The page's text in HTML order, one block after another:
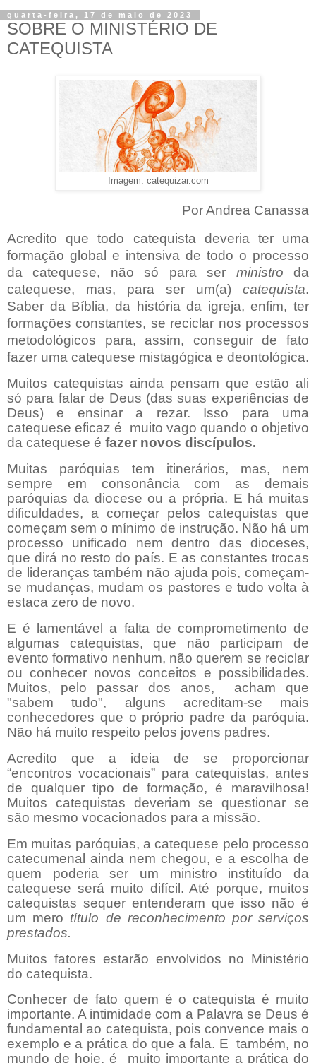
quarta-feira, 17 de maio de 2023
SOBRE O MINISTÉRIO DE
CATEQUISTA
Imagem: catequizar.com
Por Andrea Canassa
Acredito que todo catequista deveria ter uma
formação global e intensiva de todo o processo
da catequese, não só para ser ministroda
catequese, mas, para ser um(a) catequista.
Saber da Bíblia, da história da igreja, enfim, ter
formações constantes, se reciclar nos processos
metodológicos para, assim, conseguir de fato
fazer uma catequese mistagógica e deontológica.
Muitos catequistas ainda pensam que estão ali
só para falar de Deus (das suas experiências de
Deus) e ensinar a rezar. Isso para uma
catequese eficaz é
muito vago quando o objetivo
da catequese é fazer novos discípulos.
Muitas paróquias tem itinerários, mas, nem
sempre em consonância com as demais
paróquias da diocese ou a própria. E há muitas
dificuldades, a começar pelos catequistas que
começam sem o mínimo de instrução. Não há um
processo unificado nem dentro das dioceses,
que dirá no resto do país. E as constantes trocas
de lideranças também não ajuda pois, começam-
se mudanças, mudam os pastores e tudo volta à
estaca zero de novo.
E é lamentável a falta de comprometimento de
algumas catequistas, que não participam de
evento formativo nenhum, não querem se reciclar
ou conhecer novos conceitos e possibilidades.
Muitos, pelo passar dos anos,
acham que
"sabem tudo", alguns acreditam-se mais
conhecedores que o próprio padre da paróquia.
Não há muito respeito pelos jovens padres.
Acredito que a ideia de se proporcionar
“encontros vocacionais” para catequistas, antes
de qualquer tipo de formação, é maravilhosa!
Muitos catequistas deveriam se questionar se
são mesmo vocacionados para a missão.
Em muitas paróquias, a catequese pelo processo
catecumenal ainda nem chegou, e a escolha de
quem poderia ser um ministro instituído da
catequese será muito difícil. Até porque, muitos
catequistas sequer entenderam que isso não é
um mero título de reconhecimento por serviços
prestados.
Muitos fatores estarão envolvidos no Ministério
do catequista.
Conhecer de fato quem é o catequista é muito
importante. A intimidade com a Palavra se Deus é
fundamental ao catequista, pois convence mais o
exemplo e a prática do que a fala. E também, no
mundo de hoje, é
muito importante a prática do